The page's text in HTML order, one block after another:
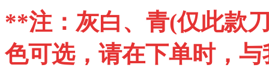
**注：灰白、青(仅此款
色可选，请在下单时，